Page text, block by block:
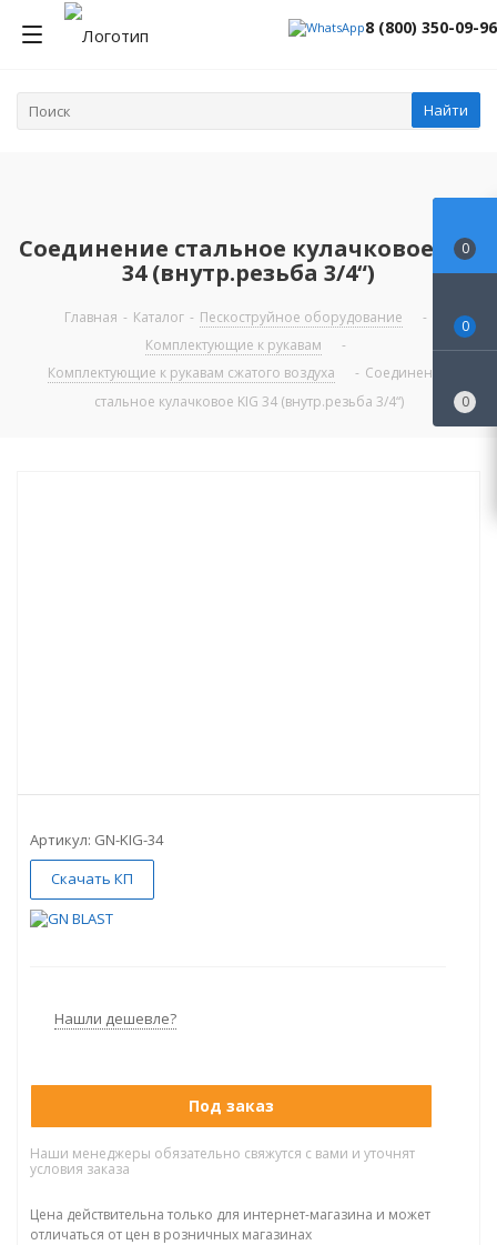
8 (800) 350-09-96
Найти
Соединение стальное кулачковое KIG
34 (внутр.резьба 3/4“)
Главная - Каталог - Пескоструйное оборудование
-
Комплектующие к рукавам
-
Комплектующие к рукавам сжатого воздуха
- Соединение
стальное кулачковое KIG 34 (внутр.резьба 3/4“)
Артикул: GN-KIG-34
Скачать КП
Нашли дешевле?
Под заказ
Наши менеджеры обязательно свяжутся с вами и уточнят
условия заказа
Цена действительна только для интернет-магазина и может
отличаться от цен в розничных магазинах
0
0
0